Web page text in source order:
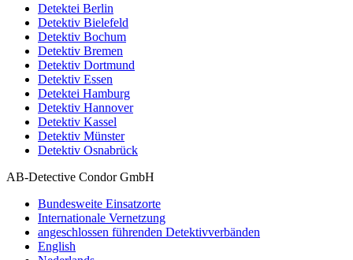
Detektei Berlin
Detektiv Bielefeld
Detektiv Bochum
Detektiv Bremen
Detektiv Dortmund
Detektiv Essen
Detektei Hamburg
Detektiv Hannover
Detektiv Kassel
Detektiv Münster
Detektiv Osnabrück
AB-Detective Condor GmbH
Bundesweite Einsatzorte
Internationale Vernetzung
angeschlossen führenden Detektivverbänden
English